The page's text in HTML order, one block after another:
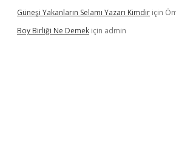
Güneşi Yakanların Selamı Yazarı Kimdir için
Boy Birliği Ne Demek için admin